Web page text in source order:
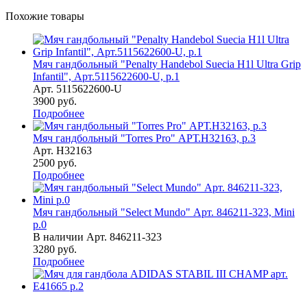
Похожие товары
Мяч гандбольный "Penalty Handebol Suecia H1l Ultra Grip
Infantil", Арт.5115622600-U, р.1
Арт. 5115622600-U
3900 руб.
Подробнее
Мяч гандбольный "Torres Pro" АРТ.H32163, р.3
Арт. H32163
2500 руб.
Подробнее
Мяч гандбольный "Select Mundo" Арт. 846211-323, Mini
р.0
В наличии Арт. 846211-323
3280 руб.
Подробнее